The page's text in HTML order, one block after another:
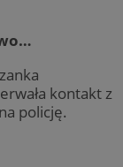
kontakt z
policję.